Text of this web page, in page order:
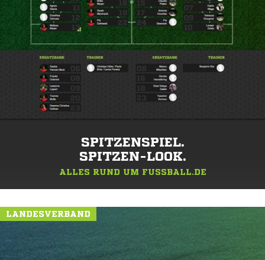
SPITZENSPIEL.
SPITZEN-LOOK.
ALLES RUND UM FUSSBALL.DE
LANDESVERBAND